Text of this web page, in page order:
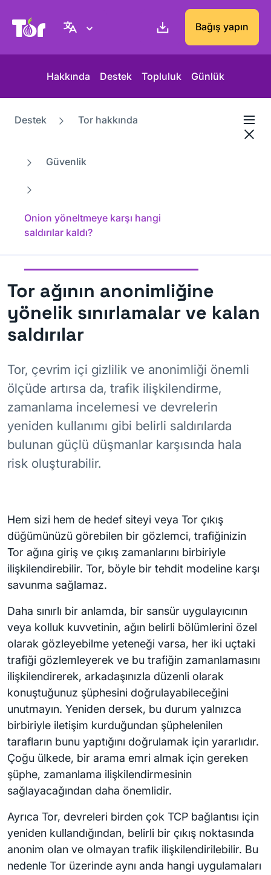
Tor Project sitesi Bağış yapın
Hakkında Destek Topluluk Günlük
Destek Tor hakkında
Güvenlik
Onion yöneltmeye karşı hangi
saldırılar kaldı?
Tor ağının anonimliğine
yönelik sınırlamalar ve kalan
saldırılar
Tor, çevrim içi gizlilik ve anonimliği önemli
ölçüde artırsa da, trafik ilişkilendirme,
zamanlama incelemesi ve devrelerin
yeniden kullanımı gibi belirli saldırılarda
bulunan güçlü düşmanlar karşısında hala
risk oluşturabilir.
Hem sizi hem de hedef siteyi veya Tor çıkış
düğümünüzü görebilen bir gözlemci, trafiğinizin
Tor ağına giriş ve çıkış zamanlarını birbiriyle
ilişkilendirebilir. Tor, böyle bir tehdit modeline karşı
savunma sağlamaz.
Daha sınırlı bir anlamda, bir sansür uygulayıcının
veya kolluk kuvvetinin, ağın belirli bölümlerini özel
olarak gözleyebilme yeteneği varsa, her iki uçtaki
trafiği gözlemleyerek ve bu trafiğin zamanlamasını
ilişkilendirerek, arkadaşınızla düzenli olarak
konuştuğunuz şüphesini doğrulayabileceğini
unutmayın. Yeniden dersek, bu durum yalnızca
birbiriyle iletişim kurduğundan şüphelenilen
tarafların bunu yaptığını doğrulamak için yararlıdır.
Çoğu ülkede, bir arama emri almak için gereken
şüphe, zamanlama ilişkilendirmesinin
sağlayacağından daha önemlidir.
Ayrıca Tor, devreleri birden çok TCP bağlantısı için
yeniden kullandığından, belirli bir çıkış noktasında
anonim olan ve olmayan trafik ilişkilendirilebilir. Bu
nedenle Tor üzerinde aynı anda hangi uygulamaları